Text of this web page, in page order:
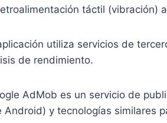
táctil (vibración)
utiliza servicios de
de rendimiento.
AdMob es un servicio de
y tecnologías similares